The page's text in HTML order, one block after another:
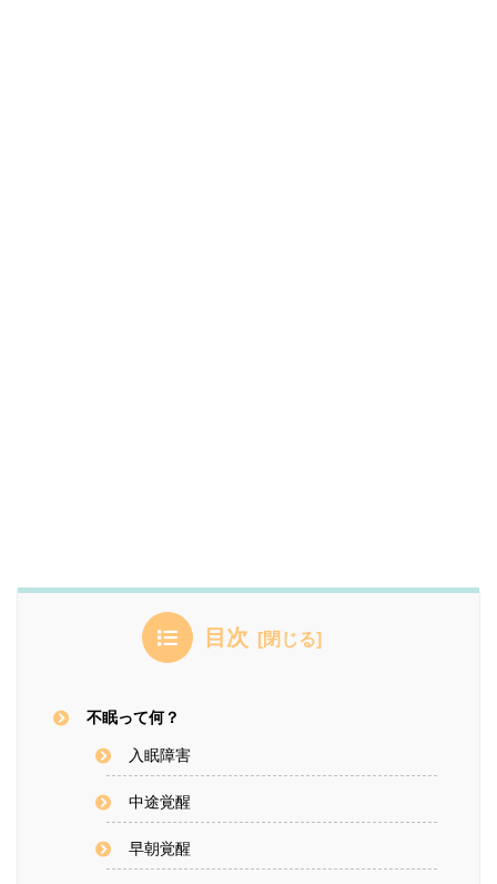
目次
不眠って何？
入眠障害
中途覚醒
早朝覚醒